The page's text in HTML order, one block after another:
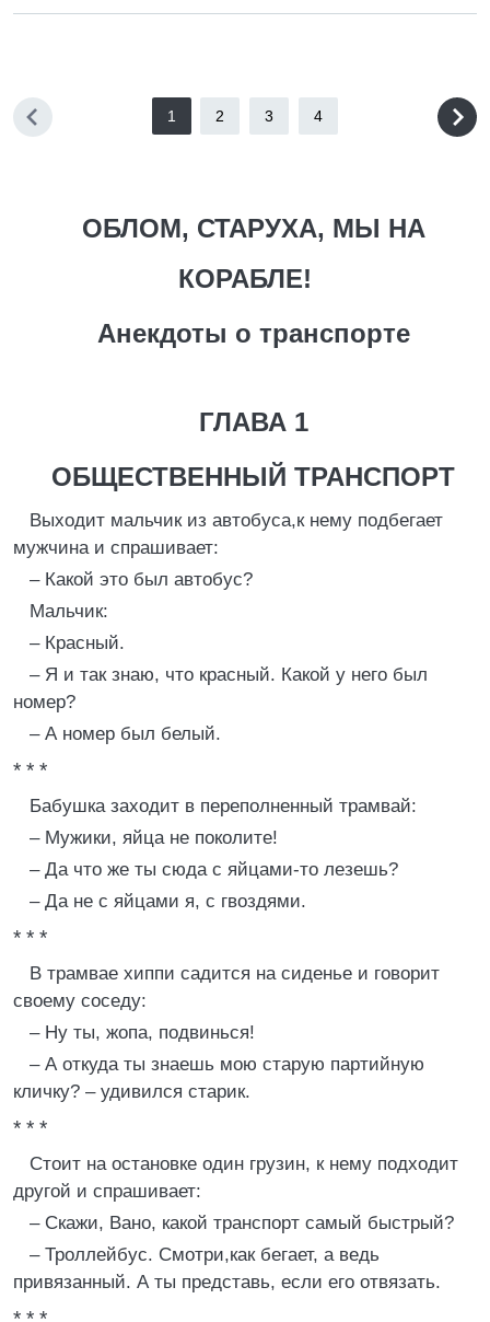
1 2 3 4
ОБЛОМ, СТАРУХА, МЫ НА
КОРАБЛЕ!
Анекдоты о транспорте
ГЛАВА 1
ОБЩЕСТВЕННЫЙ ТРАНСПОРТ
Выходит мальчик из автобуса,к нему подбегает
мужчина и спрашивает:
– Какой это был автобус?
Мальчик:
– Красный.
– Я и так знаю, что красный. Какой у него был
номер?
– А номер был белый.
* * *
Бабушка заходит в переполненный трамвай:
– Мужики, яйца не поколите!
– Да что же ты сюда с яйцами-то лезешь?
– Да не с яйцами я, с гвоздями.
* * *
В трамвае хиппи садится на сиденье и говорит
своему соседу:
– Ну ты, жопа, подвинься!
– А откуда ты знаешь мою старую партийную
кличку? – удивился старик.
* * *
Стоит на остановке один грузин, к нему подходит
другой и спрашивает:
– Скажи, Вано, какой транспорт самый быстрый?
– Троллейбус. Смотри,как бегает, а ведь
привязанный. А ты представь, если его отвязать.